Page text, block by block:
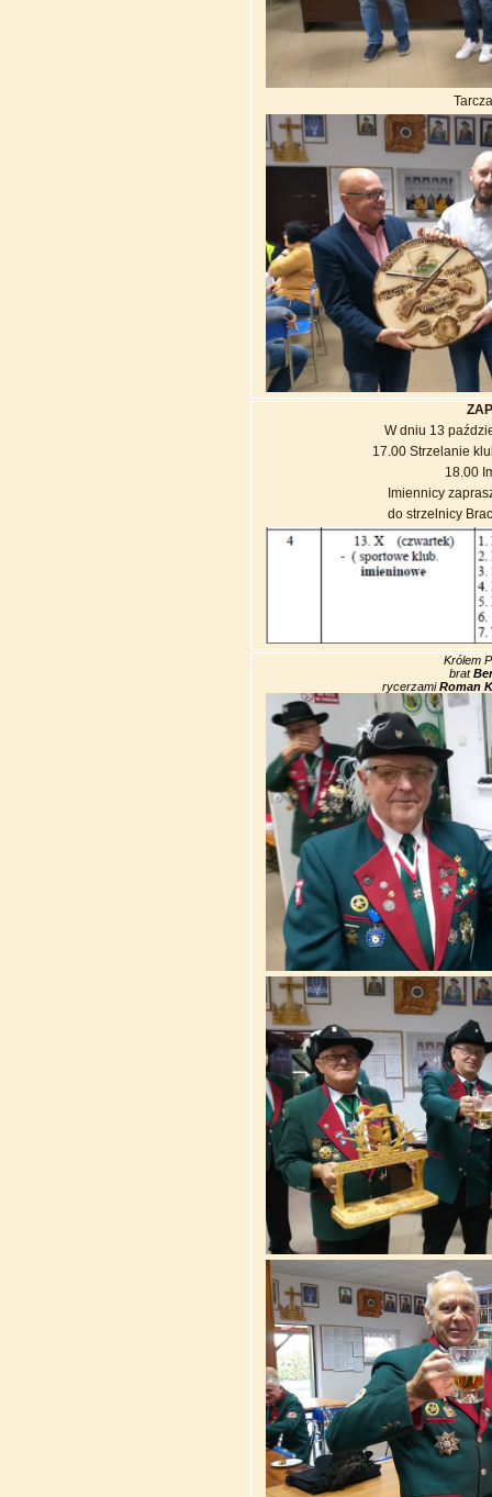
W dniu 13
17.00 Strzelanie
18.00
Imiennicy
do strzelnicy
Królem
brat
rycerzamiRoman